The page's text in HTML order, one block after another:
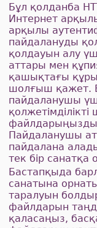
Бұл қолданба
Интернет
арқылы
пайдалануды
қолдауын алу
аттары мен
қашықтағы
шолғыш қажет.
пайдаланушы
файлдарыңызды
Пайдаланушы
пайдалана
тек бір санатқа
Бастапқыда
санатына
таралуын
файлдарын
қаласаңыз,